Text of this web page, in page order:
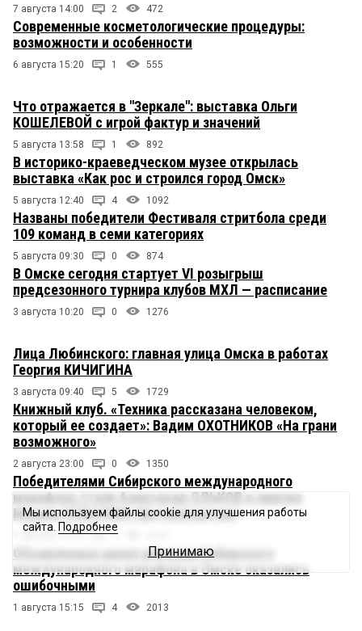
7 августа 14:00 2 472
Современные косметологические процедуры:
возможности и особенности
6 августа 15:20 1 555
Что отражается в "Зеркале": выставка Ольги
КОШЕЛЕВОЙ с игрой фактур и значений
5 августа 13:58 1 892
В историко-краеведческом музее открылась
выставка «Как рос и строился город Омск»
5 августа 12:40 4 1092
Названы победители Фестиваля стритбола среди
109 команд в семи категориях
5 августа 09:30 0 874
В Омске сегодня стартует VI розыгрыш
предсезонного турнира клубов МХЛ — расписание
3 августа 10:20 0 1276
Лица Любинского: главная улица Омска в работах
Георгия КИЧИГИНА
3 августа 09:40 5 1729
Книжный клуб. «Техника рассказана человеком,
который ее создает»: Вадим ОХОТНИКОВ «На грани
возможного»
2 августа 23:00 0 1350
Победителями Сибирского международного
марафона стали Александр ОЛЬКОВ и омичка
Марина КОВАЛЕВА (фоторепортаж)
1 августа 16:15 4
Объявленные ранее рекорды Сибирского
международного марафона в Омске оказались
ошибочными
1 августа 15:15 4 2013
Мы используем файлы cookie для улучшения работы
сайта. Подробнее
Принимаю